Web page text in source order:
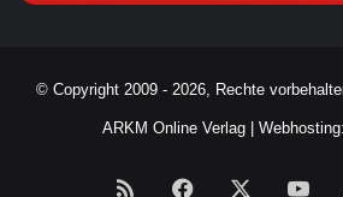
© Copyright 2009 - 2026, Rechte
ARKM Online Verlag |
RSS Facebook